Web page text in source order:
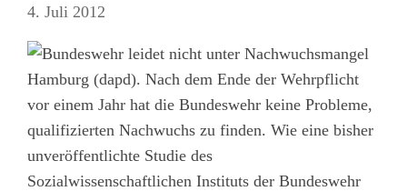
4. Juli 2012
Hamburg (dapd). Nach dem Ende der Wehrpflicht
vor einem Jahr hat die Bundeswehr keine Probleme,
qualifizierten Nachwuchs zu finden. Wie eine bisher
unveröffentlichte Studie des
Sozialwissenschaftlichen Instituts der Bundeswehr